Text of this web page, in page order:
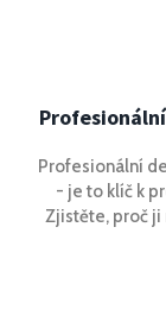
Profesionální
- je to klíč k
Zjistěte, proč ji